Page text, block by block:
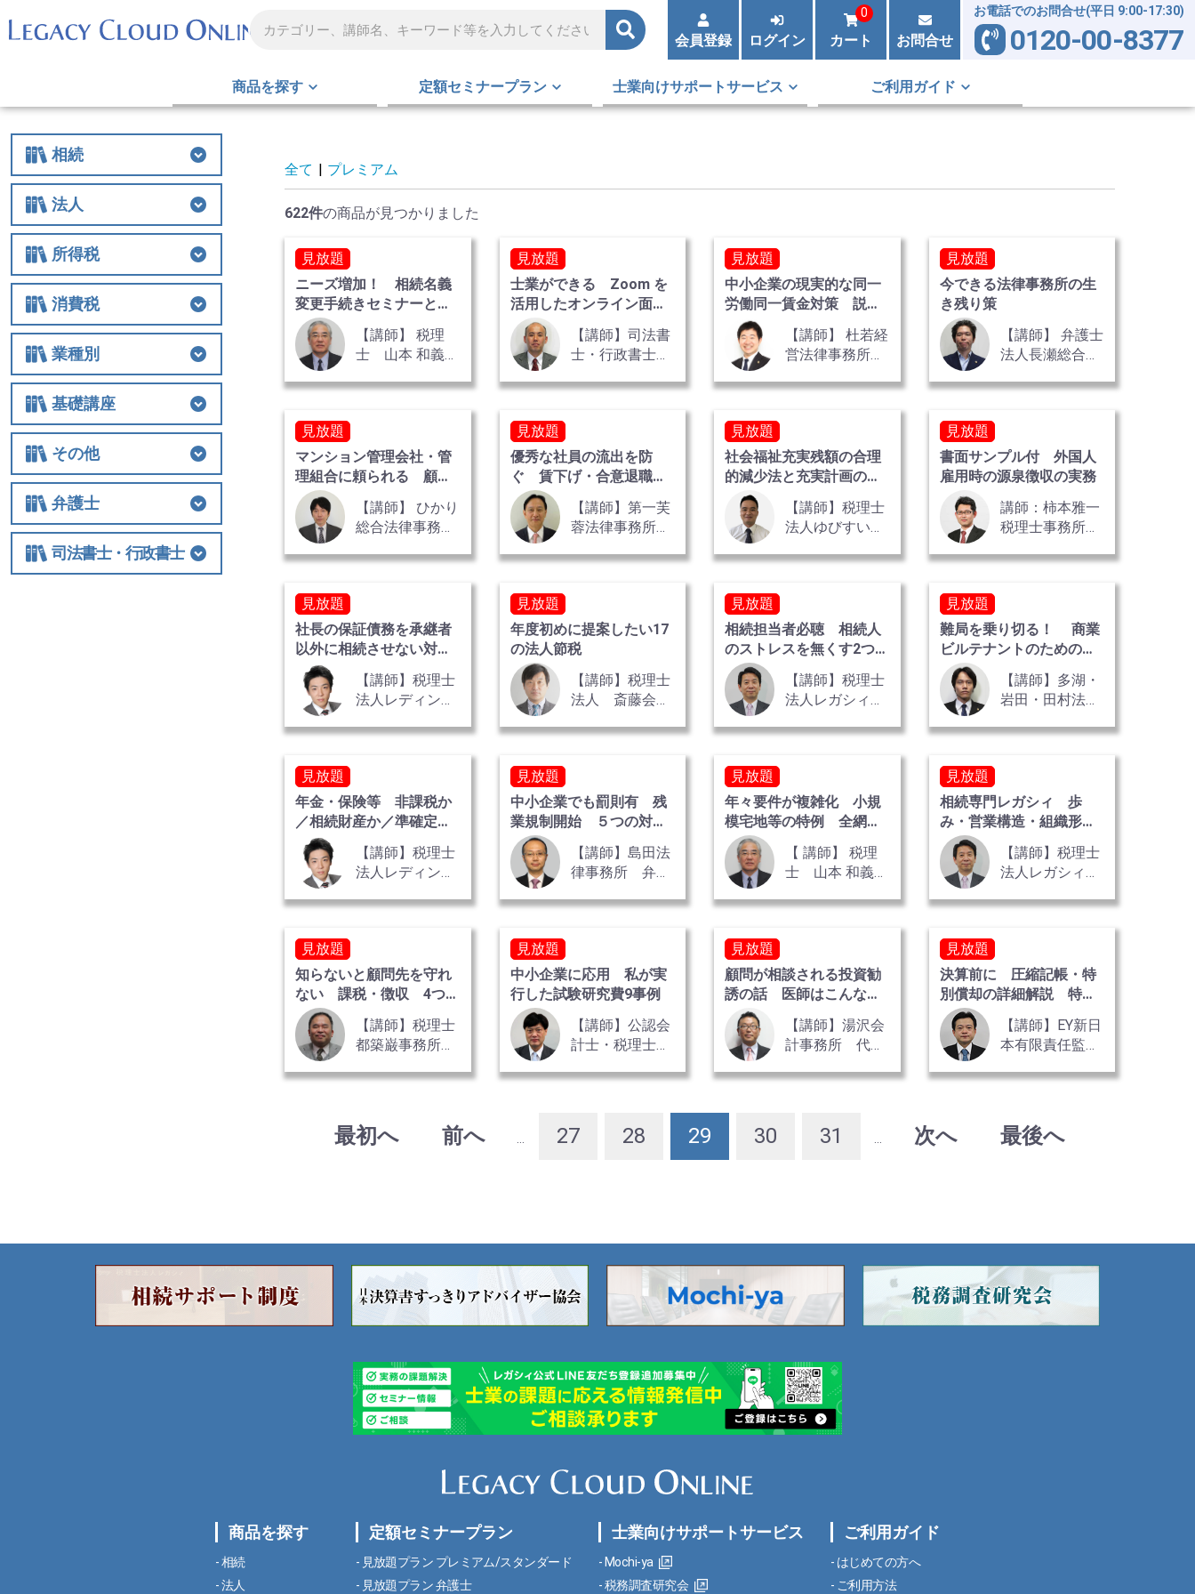
会員登録 ログイン カート
0
お問合せ
お電話でのお問合せ(平日 9:00-17:30)
0120-00-8377
商品を探す 定額セミナープラン 士業向けサポートサービス ご利用ガイド
相続
相続
相続税
贈与
財産評価
事業承継
不動産
生前対策
税務調査
その他
法人
法人
法人税
経費
役員関連
特例
組織再編
解散・清算
税務調査
その他
所得税
所得税
所得税
譲渡
税務調査
その他
消費税
消費税
消費税
税務調査
その他
業種別
業種別
医業
農業
非営利法人
介護
税務調査
その他の業種
基礎講座
基礎講座
相続税
法人関連
その他
その他
士業経営
国際税務
保険
税制改正全般
ビジネス
借地権
弁護士
弁護士
相続
交通事故
離婚
労働
不動産・建築
債権回収
民事訴訟
顧客対応・顧問契約
事務所経営・運営
その他
司法書士・行政書士
全て | プレミアム
622件の商品が見つかりました
見放題
ニーズ増加！ 相続名義
変更手続きセミナーとそ
の実務 全2巻
【講師】 税理
士 山本 和義
見放題
士業ができる Zoom を
活用したオンライン面
談・セミナーの開催方
法 全2巻
【講師】司法書
士・行政書士事
ステート
見放題
中小企業の現実的な同一
労働同一賃金対策 説明
案付き 全2巻
【講師】 杜若経
営法律事務所
彦 氏
見放題
今できる法律事務所の生
き残り策
【講師】 弁護士
法人長瀬総合法
士 長瀬 佑志
見放題
マンション管理会社・管
理組合に頼られる 顧問
弁護士の実務対応
【講師】 ひかり
総合法律事務
藤 明 氏
見放題
優秀な社員の流出を防
ぐ 賃下げ・合意退職の
進め方
【講師】第一芙
蓉法律事務所
氏
見放題
社会福祉充実残額の合理
的減少法と充実計画の立
て方
【講師】税理士
法人ゆびすい
彦 氏
見放題
書面サンプル付 外国人
雇用時の源泉徴収の実務
講師：柿本雅一
税理士事務所
一 氏
見放題
社長の保証債務を承継者
以外に相続させない対応
策
【講師】税理士
法人レディン
税理士・公認会
見放題
年度初めに提案したい17
の法人節税
【講師】税理士
法人 斎藤会計
理士／行政書
見放題
相続担当者必聴 相続人
のストレスを無くす2つの
コツ
【講師】税理士
法人レガシィ
士・公認会計士
見放題
難局を乗り切る！ 商業
ビルテナントのための賃
料減額・猶予・解約交渉
【講師】多湖・
岩田・田村法律
士 多湖 章 氏
見放題
年金・保険等 非課税か
／相続財産か／準確定申
告か
【講師】税理士
法人レディン
税理士・公認会
見放題
中小企業でも罰則有 残
業規制開始 ５つの対応
策
【講師】島田法
律事務所 弁護
氏
見放題
年々要件が複雑化 小規
模宅地等の特例 全網
羅 全2巻
【 講師】 税理
士 山本 和義
見放題
相続専門レガシィ 歩
み・営業構造・組織形態
等 赤裸々に語る
【講師】税理士
法人レガシィ
士・公認会計士
見放題
知らないと顧問先を守れ
ない 課税・徴収 4つの
防衛ポイント
【講師】税理士
都築巌事務所
士 都築 巌
見放題
中小企業に応用 私が実
行した試験研究費9事例
【講師】公認会
計士・税理士
見放題
顧問が相談される投資勧
誘の話 医師はこんな答
えが欲しかった
【講師】湯沢会
計事務所 代表
信 氏
見放題
決算前に 圧縮記帳・特
別償却の詳細解説 特別
償却編
【講師】EY新日
本有限責任監査
ー 公認会計
田 達也 氏
最初へ 前へ 27 28 29 30 31 次へ 最後へ
商品を探す
相続
法人
定額セミナープラン
見放題プラン プレミアム/スタンダード
見放題プラン 弁護士
士業向けサポートサービス
Mochi-ya
税務調査研究会
ご利用ガイド
はじめての方へ
ご利用方法